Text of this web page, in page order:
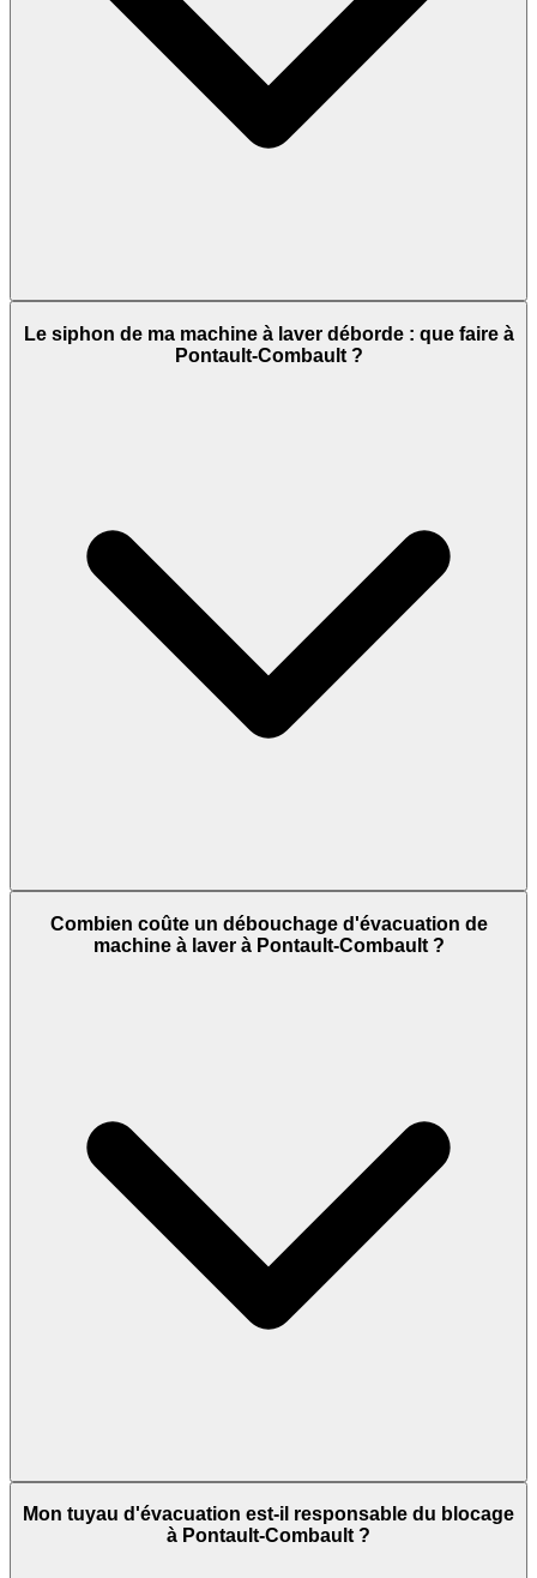
Le siphon de ma machine à laver déborde : que faire à
Pontault-Combault ?
Combien coûte un débouchage d'évacuation de
machine à laver à Pontault-Combault ?
Mon tuyau d'évacuation est-il responsable du blocage
à Pontault-Combault ?